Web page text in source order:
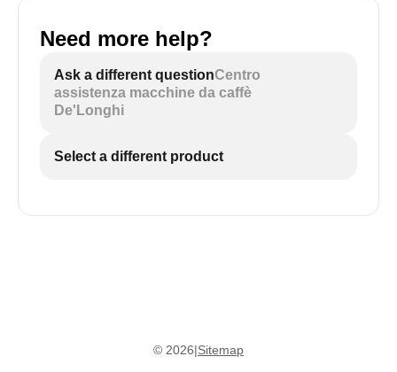
Need more help?
Ask a different questionCentro
assistenza macchine da caffè
De'Longhi
Select a different product
© 2026|Sitemap